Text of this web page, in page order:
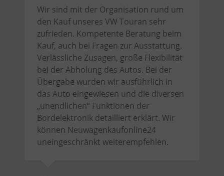
Wir sind mit der Organisation rund um
den Kauf unseres VW Touran sehr
zufrieden. Kompetente Beratung beim
Kauf, auch bei Fragen zur Ausstattung.
Verlässliche Zusagen, große Flexibilität
bei der Abholung des Autos. Bei der
Übergabe wurden wir ausführlich in
das Auto eingewiesen und die diversen
„unendlichen“ Funktionen der
Bordelektronik detailliert erklärt. Wir
können Neuwagenkaufonline24
uneingeschränkt weiterempfehlen.